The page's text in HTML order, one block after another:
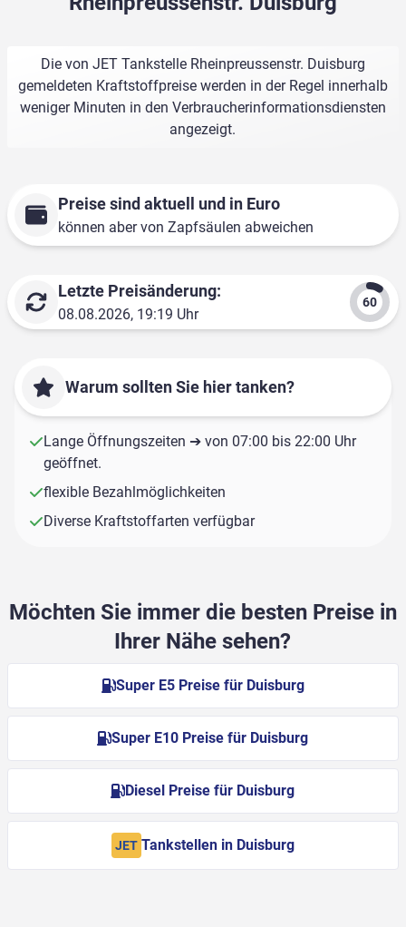
Die von JET Tankstelle Rheinpreussenstr. Duisburg
gemeldeten Kraftstoffpreise werden in der Regel innerhalb
weniger Minuten in den Verbraucherinformationsdiensten
angezeigt.
Preise sind aktuell und in Euro
können aber von Zapfsäulen abweichen
Letzte Preisänderung:
08.08.2026, 19:19 Uhr
Warum sollten Sie hier tanken?
Lange Öffnungszeiten ➔ von 07:00 bis 22:00 Uhr
geöffnet.
flexible Bezahlmöglichkeiten
Diverse Kraftstoffarten verfügbar
Möchten Sie immer die besten Preise in
Ihrer Nähe sehen?
Super E5 Preise für Duisburg
Super E10 Preise für Duisburg
Diesel Preise für Duisburg
JET Tankstellen in Duisburg